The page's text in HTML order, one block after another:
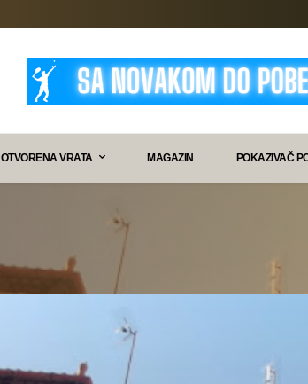
OTVORENA VRATA MAGAZIN POKAZIVAČ